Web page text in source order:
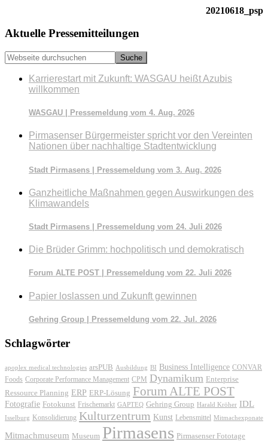
20210618_psp
Seitenspalte
Aktuelle Pressemitteilungen
Webseite
durchsuchen
Karrierestart mit Zukunft: WASGAU heißt Azubis
willkommen
WASGAU | Pressemeldung vom 4. Aug. 2026
Pirmasenser Bürgermeister spricht vor den Vereinten
Nationen über nachhaltige Stadtentwicklung
Stadt Pirmasens | Pressemeldung vom 3. Aug. 2026
Ganzheitliche Maßnahmen gegen Auswirkungen des
Klimawandels
Stadt Pirmasens | Pressemeldung vom 24. Juli 2026
Die Brüder Grimm: hochpolitisch und demokratisch
Forum ALTE POST | Pressemeldung vom 22. Juli 2026
Papier loslassen und Zukunft gewinnen
Gehring Group | Pressemeldung vom 22. Jul. 2026
Schlagwörter
apoplex medical technologies arsPUB Ausbildung BI Business Intelligence CONVAR
Foods Corporate Performance Management CPM Dynamikum Enterprise
Ressource Planning ERP ERP-Lösung Forum ALTE POST
Fotografie Fotokunst Frischemarkt GAPTEQ Gehring Group Harald Kröher IDL
Isselburg Konsolidierung Kulturzentrum Kunst Lebensmittel Mitmachexponate
Mitmachmuseum Museum Pirmasens Pirmasenser Fototage